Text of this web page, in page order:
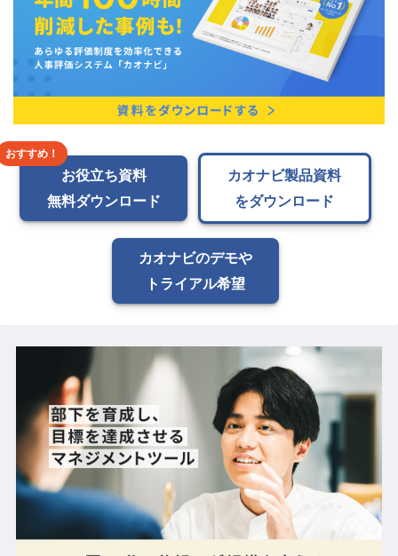
お役立ち資料
無料ダウンロード
カオナビ製品資料
をダウンロード
カオナビのデモや
トライアル希望